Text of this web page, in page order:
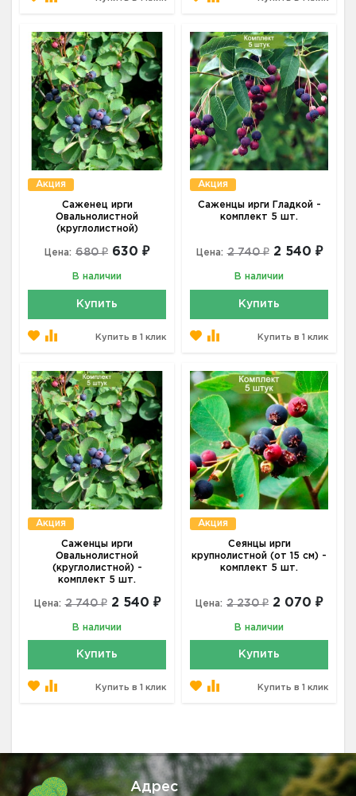
Акция
Саженец ирги
Овальнолистной
(круглолистной)
Цена: 680 ₽ 630 ₽
В наличии
Купить
Купить в 1 клик
Акция
Саженцы ирги Гладкой -
комплект 5 шт.
Цена: 2 740 ₽ 2 540 ₽
В наличии
Купить
Купить в 1 клик
Акция
Саженцы ирги
Овальнолистной
(круглолистной) -
комплект 5 шт.
Цена: 2 740 ₽ 2 540 ₽
В наличии
Купить
Купить в 1 клик
Акция
Сеянцы ирги
крупнолистной (от 15 см) -
комплект 5 шт.
Цена: 2 230 ₽ 2 070 ₽
В наличии
Купить
Купить в 1 клик
Адрес